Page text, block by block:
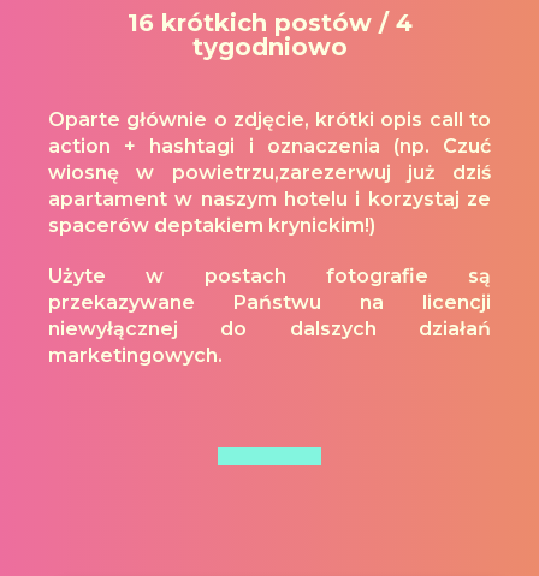
16 krótkich postów / 4
tygodniowo
Oparte głównie o zdjęcie, krótki opis call to
action + hashtagi i oznaczenia (np. Czuć
wiosnę w powietrzu,zarezerwuj już dziś
apartament w naszym hotelu i korzystaj ze
spacerów deptakiem krynickim!)
Użyte w postach fotografie są
przekazywane Państwu na licencji
niewyłącznej do dalszych działań
marketingowych.